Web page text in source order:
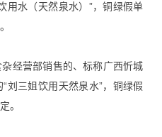
用水（天然泉水）”，铜绿假单
经营部销售的、标称广西忻城
刘三姐饮用天然泉水”，铜绿假
。